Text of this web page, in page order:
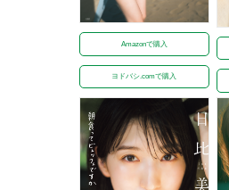
Amazonで購入
ヨドバシ.comで購入